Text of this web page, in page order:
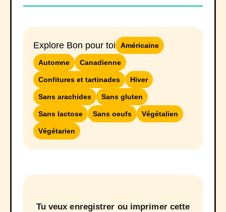
Explore Bon pour toi Américaine
Automne Canadienne
Confitures et tartinades Hiver
Sans arachides Sans gluten
Sans lactose Sans oeufs Végétalien
Végétarien
Tu veux enregistrer ou imprimer cette